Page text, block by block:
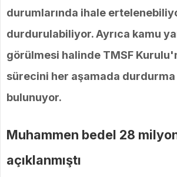
durumlarında ihale
durdurulabiliyor. Ayrıca kamu
görülmesi halinde TMSF
sürecini her aşamada
bulunuyor.
Muhammen bedel 28
açıklanmıştı